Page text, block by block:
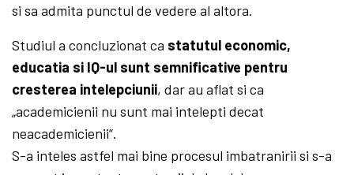
si sa admita punctul de vedere al altora.
Studiul a concluzionat ca statutul economic,
educatia si IQ-ul sunt semnificative pentru
cresterea intelepciunii, dar au aflat si ca
„academicienii nu sunt mai intelepti decat
neacademicienii“.
S-a inteles astfel mai bine procesul imbatranirii si s-a